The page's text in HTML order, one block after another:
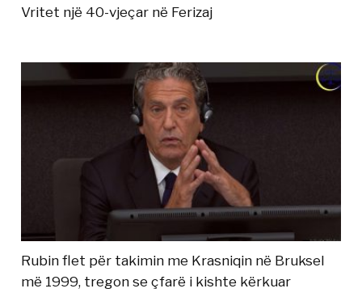
Vritet një 40-vjeçar në Ferizaj
Rubin flet për takimin me Krasniqin në Bruksel
më 1999, tregon se çfarë i kishte kërkuar